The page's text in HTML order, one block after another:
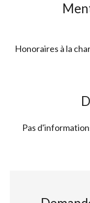
Honoraires à la
Pas